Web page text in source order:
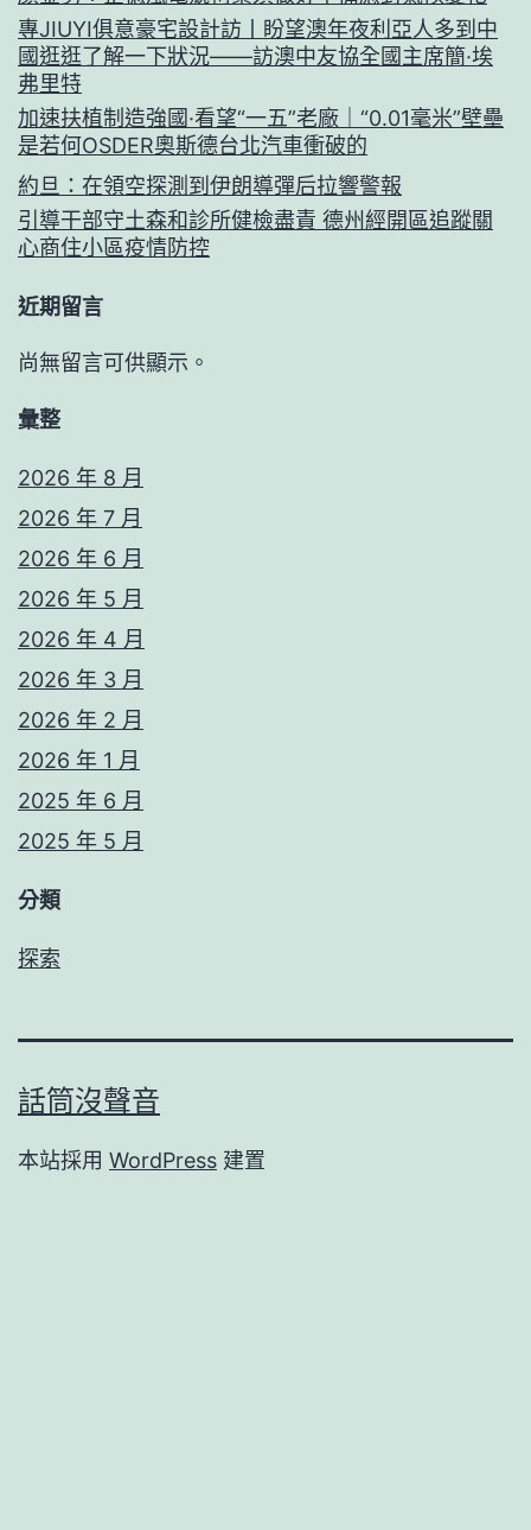
專JIUYI俱意豪宅設計訪丨盼望澳年夜利亞人多到中
國逛逛了解一下狀況——訪澳中友協全國主席簡·埃
弗里特
加速扶植制造強國·看望“一五”老廠｜“0.01毫米”壁壘
是若何OSDER奧斯德台北汽車衝破的
約旦：在領空探測到伊朗導彈后拉響警報
引導干部守土森和診所健檢盡責 德州經開區追蹤關
心商住小區疫情防控
近期留言
尚無留言可供顯示。
彙整
2026 年 8 月
2026 年 7 月
2026 年 6 月
2026 年 5 月
2026 年 4 月
2026 年 3 月
2026 年 2 月
2026 年 1 月
2025 年 6 月
2025 年 5 月
分類
探索
話筒沒聲音
本站採用 WordPress 建置